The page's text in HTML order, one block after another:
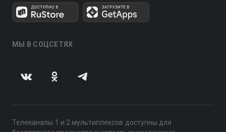
МЫ В СОЦСЕТЯХ
Телеканалы 1 и 2 мультиплексов доступны для